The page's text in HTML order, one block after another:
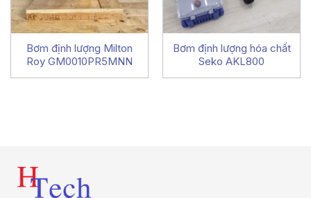
Bơm định lượng Milton
Roy GM0010PR5MNN
Bơm định lượng hóa chất
Seko AKL800